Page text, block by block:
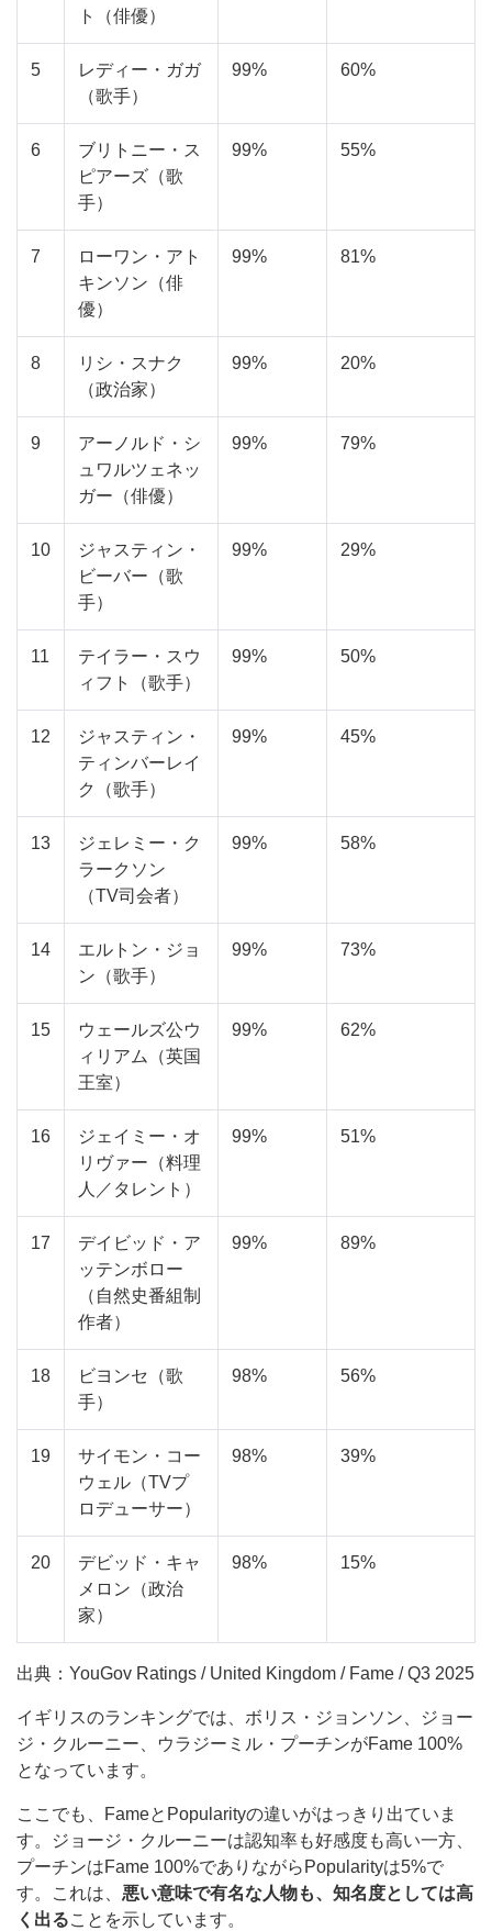
ト（俳優）
5
レディー・ガガ
（歌手）
99% 60%
6
ブリトニー・ス
ピアーズ（歌
手）
99% 55%
7
ローワン・アト
キンソン（俳
優）
99% 81%
8
リシ・スナク
（政治家）
99% 20%
9
アーノルド・シ
ュワルツェネッ
ガー（俳優）
99% 79%
10
ジャスティン・
ビーバー（歌
手）
99% 29%
11
テイラー・スウ
ィフト（歌手）
99% 50%
12
ジャスティン・
ティンバーレイ
ク（歌手）
99% 45%
13
ジェレミー・ク
ラークソン
（TV司会者）
99% 58%
14
エルトン・ジョ
ン（歌手）
99% 73%
15
ウェールズ公ウ
ィリアム（英国
王室）
99% 62%
16
ジェイミー・オ
リヴァー（料理
人／タレント）
99% 51%
17
デイビッド・ア
ッテンボロー
（自然史番組制
作者）
99% 89%
18
ビヨンセ（歌
手）
98% 56%
19
サイモン・コー
ウェル（TVプ
ロデューサー）
98% 39%
20
デビッド・キャ
メロン（政治
家）
98% 15%
出典：YouGov Ratings / United Kingdom / Fame / Q3 2025
イギリスのランキングでは、ボリス・ジョンソン、ジョー
ジ・クルーニー、ウラジーミル・プーチンがFame 100%
となっています。
ここでも、FameとPopularityの違いがはっきり出ていま
す。ジョージ・クルーニーは認知率も好感度も高い一方、
プーチンはFame 100%でありながらPopularityは5%で
す。これは、 悪い意味で有名な人物も、知名度としては高
く出ることを示しています。